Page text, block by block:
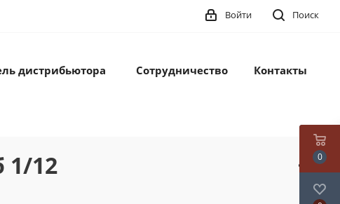
Поиск
Войти
дистрибьютора Сотрудничество Контакты
12 0